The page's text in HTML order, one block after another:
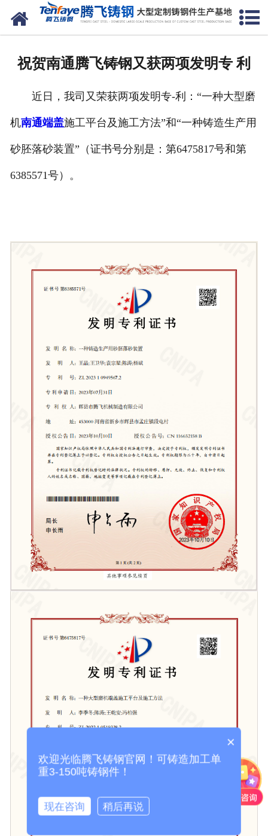
网站首页
祝贺南通腾飞铸钢又获两项发明专 利
近日，我司又荣获两项发明专-利：“一种大型磨
机南通端盖施工平台及施工方法”和“一种铸造生产用
砂胚落砂装置”（证书号分别是：第6475817号和第
6385571号）。
×
欢迎光临腾飞铸钢官网！可铸造加工单
重3-150吨铸钢件！
现在咨询 稍后再说